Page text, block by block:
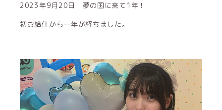
2023年9月20日 夢の国に来て1年！
初お給仕から一年が経ちました。